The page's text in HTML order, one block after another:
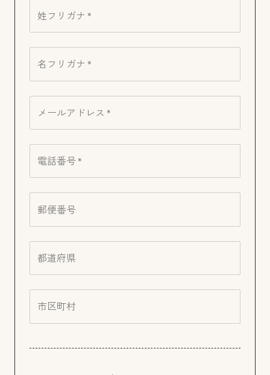
姓フリガナ *
名フリガナ *
メールアドレス *
電話番号 *
郵便番号
都道府県
市区町村